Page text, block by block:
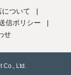
について
|
信ポリシー
|
せ
Co., Ltd.